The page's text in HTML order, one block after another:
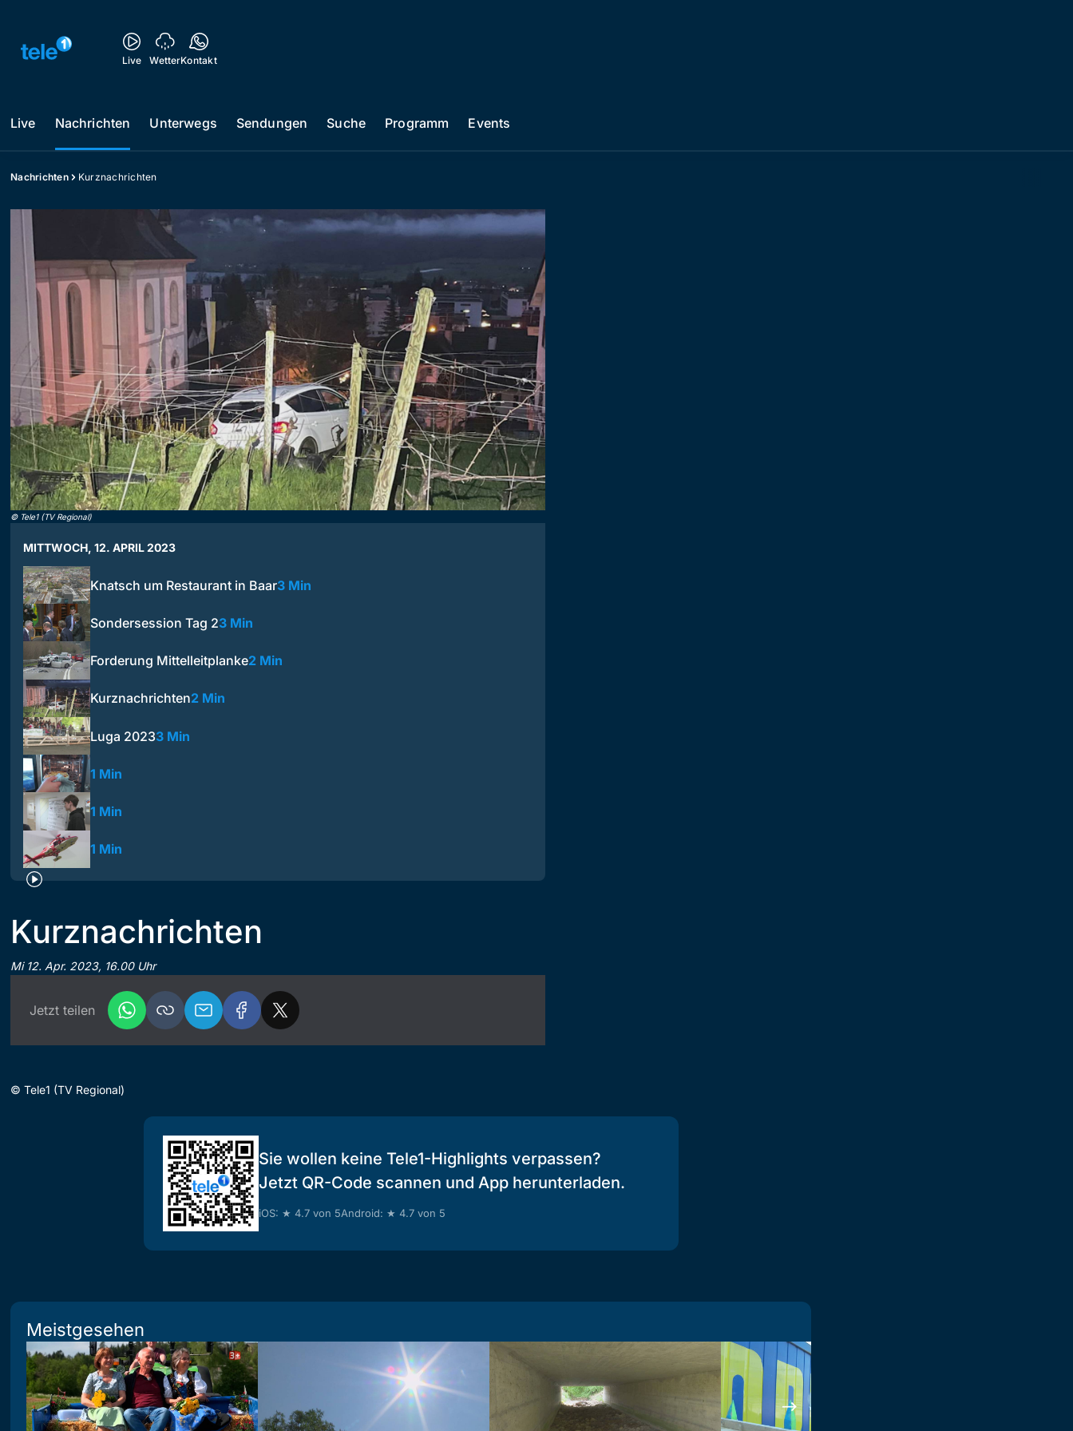
Live WetterKontakt
Live Nachrichten Unterwegs Sendungen Suche Programm Events
Nachrichten Kurznachrichten
© Tele1 (TV Regional)
MITTWOCH, 12. APRIL 2023
Knatsch um Restaurant in Baar3 Min
Sondersession Tag 23 Min
Forderung Mittelleitplanke2 Min
Kurznachrichten2 Min
Luga 20233 Min
1 Min
1 Min
1 Min
Kurznachrichten
Mi 12. Apr. 2023, 16.00 Uhr
Jetzt teilen
© Tele1 (TV Regional)
Sie wollen keine Tele1-Highlights verpassen?
Jetzt QR-Code scannen und App herunterladen.
iOS: ★ 4.7 von 5Android: ★ 4.7 von 5
Meistgesehen